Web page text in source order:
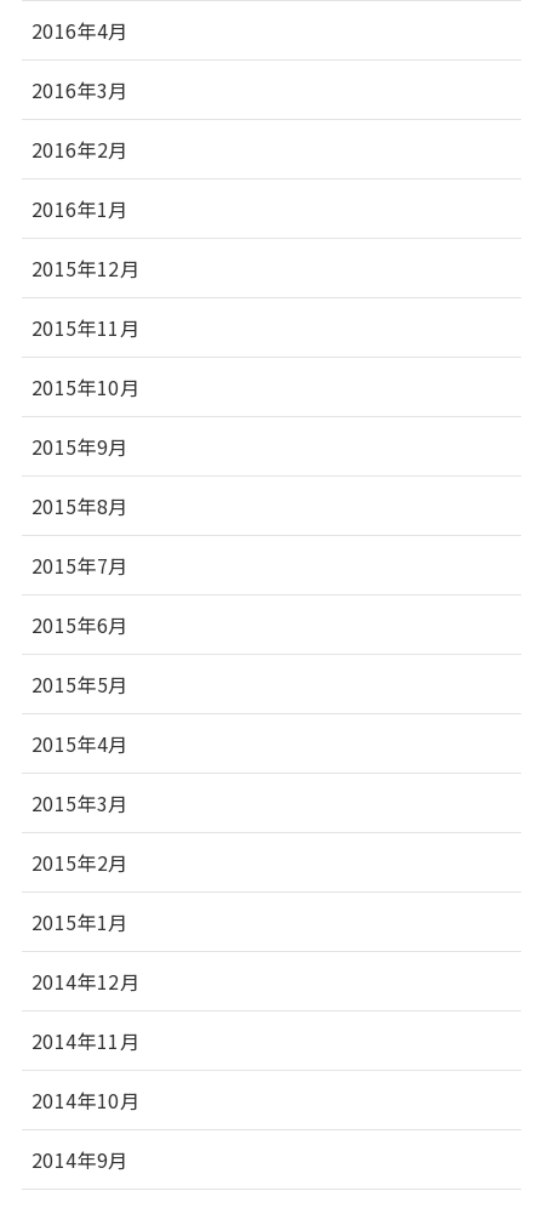
2016年4月
2016年3月
2016年2月
2016年1月
2015年12月
2015年11月
2015年10月
2015年9月
2015年8月
2015年7月
2015年6月
2015年5月
2015年4月
2015年3月
2015年2月
2015年1月
2014年12月
2014年11月
2014年10月
2014年9月